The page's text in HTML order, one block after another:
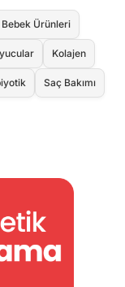
Bebek Ürünleri
Kolajen
Saç Bakımı